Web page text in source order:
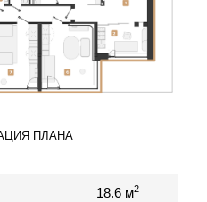
ПЛАНА
18.6 м2